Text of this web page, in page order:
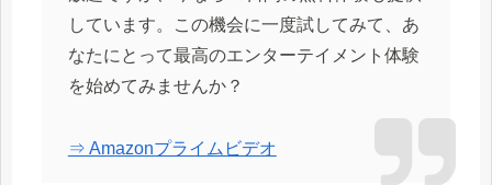
しています。この機会に一度試してみて、あ
なたにとって最高のエンターテイメント体験
を始めてみませんか？
⇒ Amazonプライムビデオ